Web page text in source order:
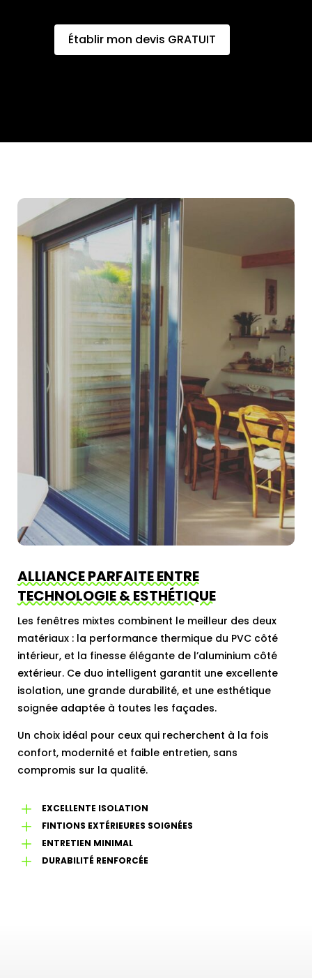
Établir mon devis GRATUIT
ALLIANCE PARFAITE ENTRE
TECHNOLOGIE & ESTHÉTIQUE
Les fenêtres mixtes combinent le meilleur des deux
matériaux : la performance thermique du PVC côté
intérieur, et la finesse élégante de l’aluminium côté
extérieur. Ce duo intelligent garantit une excellente
isolation, une grande durabilité, et une esthétique
soignée adaptée à toutes les façades.
Un choix idéal pour ceux qui recherchent à la fois
confort, modernité et faible entretien, sans
compromis sur la qualité.
L EXCELLENTE ISOLATION
L FINTIONS EXTÉRIEURES SOIGNÉES
L ENTRETIEN MINIMAL
L DURABILITÉ RENFORCÉE